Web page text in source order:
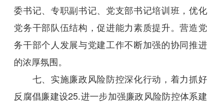
委书记、专职副书记、党支部书记培训班，优化
党务干部队伍结构，促进能力素质提升。营造党
务干部个人发展与党建工作不断加强的协同推进
的浓厚氛围。
七、实施廉政风险防控深化行动，着力抓好
反腐倡廉建设25.进一步加强廉政风险防控体系建